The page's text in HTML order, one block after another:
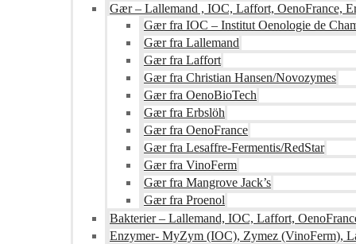
Gær – Lallemand , IOC, Laffort, OenoFrance,
Gær fra IOC – Institut Oenologie de
Gær fra Lallemand
Gær fra Laffort
Gær fra Christian Hansen/Novozymes
Gær fra OenoBioTech
Gær fra Erbslöh
Gær fra OenoFrance
Gær fra Lesaffre-Fermentis/RedStar
Gær fra VinoFerm
Gær fra Mangrove Jack’s
Gær fra Proenol
Bakterier – Lallemand, IOC, Laffort,
Enzymer- MyZym (IOC), Zymez (VinoFerm),